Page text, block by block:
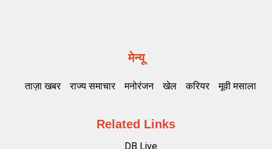
मेन्यू
ताज़ा खबर राज्य समाचार मनोरंजन खेल करियर मूवी मसाला
Related Links
DB Live